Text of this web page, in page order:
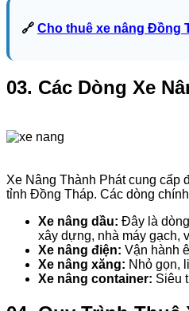
🔗 Cho thuê xe nâng Đồng
03. Các Dòng Xe
Xe Nâng Thành Phát cung cấp
tỉnh Đồng Tháp. Các dòng
Xe nâng dầu: Đây là
xây dựng, nhà máy gạch,
Xe nâng điện: Vận hành
Xe nâng xăng: Nhỏ gọn,
Xe nâng container: Siêu